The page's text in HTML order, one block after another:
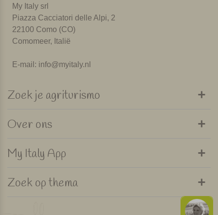
My Italy srl
Piazza Cacciatori delle Alpi, 2
22100 Como (CO)
Comomeer, Italië
E-mail: info@myitaly.nl
Zoek je agriturismo
Over ons
My Italy App
Zoek op thema